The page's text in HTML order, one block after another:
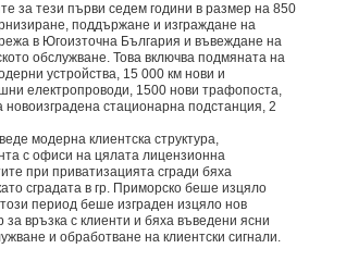
за тези първи седем години в размер на 850
поддържане и изграждане на
в Югоизточна България и въвеждане на
обслужване. Това включва подмяната на
устройства, 15 000 км нови и
електропроводи, 1500 нови трафопоста,
стационарна подстанция, 2
модерна клиентска структура,
с офиси на цялата лицензионна
при приватизацията сгради бяха
сградата в гр. Приморско беше изцяло
период беше изграден изцяло нов
връзка с клиенти и бяха въведени ясни
и обработване на клиентски сигнали.